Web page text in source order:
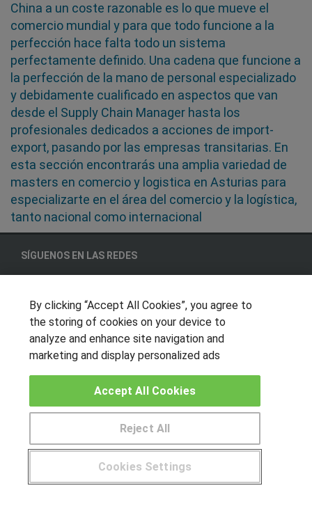
China a un coste razonable es lo que mueve el
comercio mundial y para que todo funcione a la
perfección hace falta todo un sistema
perfectamente definido. Una cadena que funcione a
la perfección de la mano de personal especializado
y debidamente cualificado en aspectos que van
desde el Supply Chain Manager hasta los
profesionales dedicados a acciones de import-
export, pasando por las empresas transitarias. En
esta sección encontrarás una amplia variedad de
masters en comercio y logistica en Asturias para
especializarte en el área del comercio y la logística,
tanto nacional como internacional
SÍGUENOS EN LAS REDES
OTROS GRUPOS DE INTERES
Muro de los idiomas
Locos por las becas
CENTROS DE FORMACIÓN
Publicar cursos
USUARIOS ¿Tienes alguna duda? 900 264 357
By clicking “Accept All Cookies”, you agree to
the storing of cookies on your device to
analyze and enhance site navigation and
marketing and display personalized ads
Cookies Settings
Reject All
Accept All Cookies